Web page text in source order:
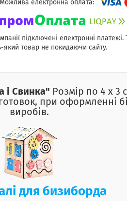
підключені електронні
який товар не покидаючи сайту.
і Свинка" Розмір по 4 х 3
при оформленні
виробів.
для бизиборда